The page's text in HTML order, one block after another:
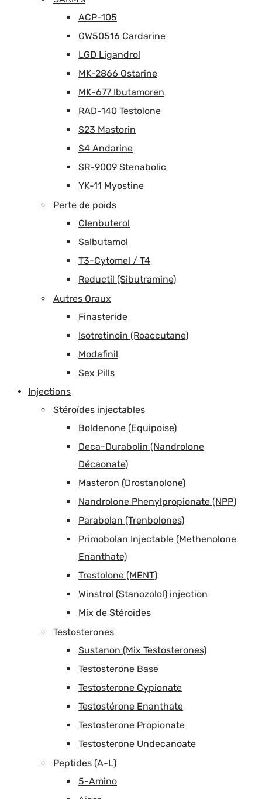
ACP-105
GW50516 Cardarine
LGD Ligandrol
MK-2866 Ostarine
MK-677 Ibutamoren
RAD-140 Testolone
S23 Mastorin
S4 Andarine
SR-9009 Stenabolic
YK-11 Myostine
Perte de poids
Clenbuterol
Salbutamol
T3-Cytomel / T4
Reductil (Sibutramine)
Autres Oraux
Finasteride
Isotretinoin (Roaccutane)
Modafinil
Sex Pills
Injections
Stéroïdes injectables
Boldenone (Equipoise)
Deca-Durabolin (Nandrolone
Décaonate)
Masteron (Drostanolone)
Nandrolone Phenylpropionate (NPP)
Parabolan (Trenbolones)
Primobolan Injectable (Methenolone
Enanthate)
Trestolone (MENT)
Winstrol (Stanozolol) injection
Mix de Stéroïdes
Testosterones
Sustanon (Mix Testosterones)
Testosterone Base
Testosterone Cypionate
Testostérone Enanthate
Testosterone Propionate
Testosterone Undecanoate
Peptides (A-L)
5-Amino